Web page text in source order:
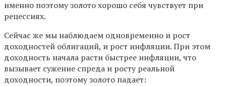
именно поэтому золото хорошо себя чувствует при
рецессиях.
Сейчас же мы наблюдаем одновременно и рост
доходностей облигаций, и рост инфляции. При этом
доходность начала расти быстрее инфляции, что
вызывает сужение спреда и росту реальной
доходности, поэтому золото падает: